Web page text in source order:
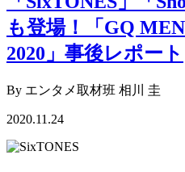
も登場！「GQ
2020」事後レポート
By エンタメ取材班 相川 圭
2020.11.24